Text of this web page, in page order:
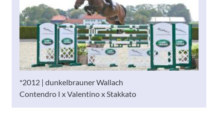
*2012 | dunkelbrauner Wallach
Contendro I x Valentino x Stakkato